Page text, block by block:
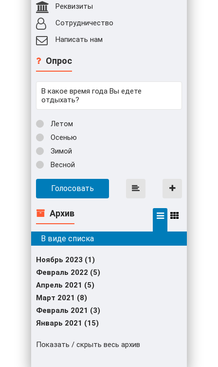
Реквизиты
Сотрудничество
Написать нам
Опрос
В какое время года Вы едете
отдыхать?
Летом
Осенью
Зимой
Весной
Голосовать
Архив
Ноябрь 2023 (1)
Февраль 2022 (5)
Апрель 2021 (5)
Март 2021 (8)
Февраль 2021 (3)
Январь 2021 (15)
Показать / скрыть весь архив